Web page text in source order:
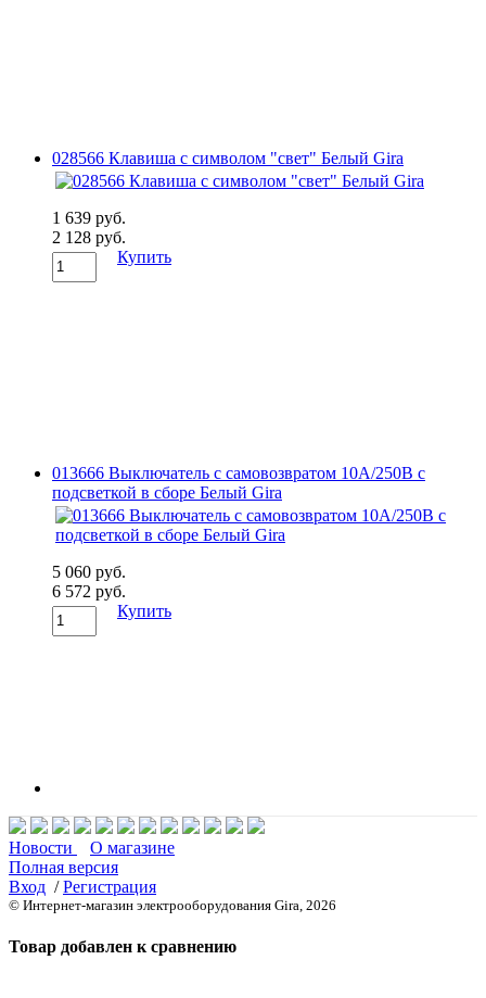
028566 Клавиша с символом "свет" Белый Gira
1 639 руб.
2 128 руб.
Купить
013666 Выключатель с самовозвратом 10А/250В с
подсветкой в сборе Белый Gira
5 060 руб.
6 572 руб.
Купить
Новости
О магазине
Полная версия
Вход /Регистрация
© Интернет-магазин электрооборудования Gira, 2026
Товар добавлен к сравнению